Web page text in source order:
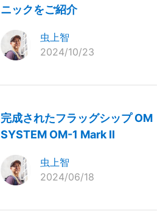
ニックをご紹介
虫上智
2024/10/23
完成されたフラッグシップ OM
SYSTEM OM-1 Mark II
虫上智
2024/06/18